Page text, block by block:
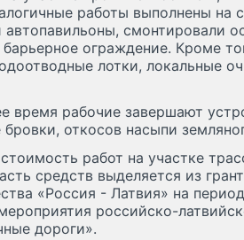
работы выполнены на
автопавильоны, смонтировали
ограждение. Кроме
лотки, локальные
время рабочие завершают
бровки, откосов насыпи
работ на участке
средств выделяется из
«Россия - Латвия» на
российско-
дороги».